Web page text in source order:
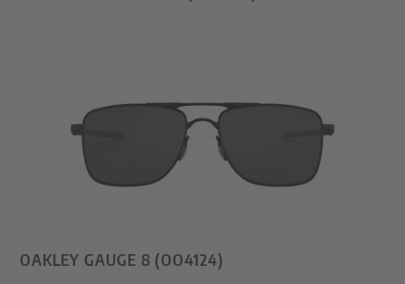
OAKLEY GAUGE 8 (OO4124)